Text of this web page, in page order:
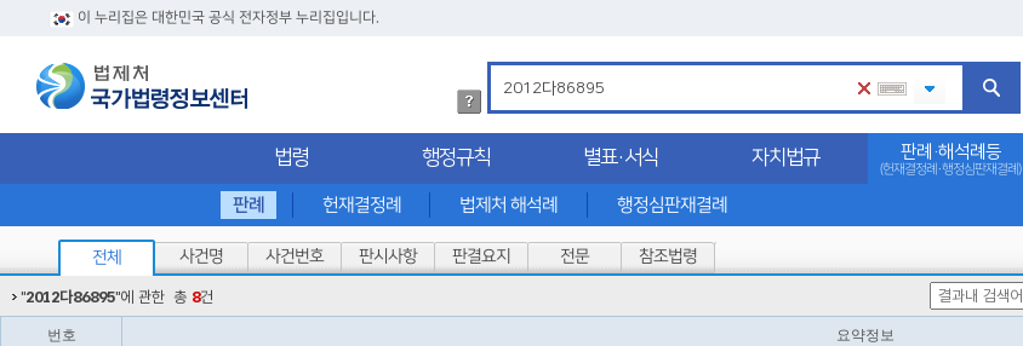
이 누리집은 대한민국 공식 전자정부 누리집입니다.
법
령
검
색
법
세
내
법령 행정규칙 별표·서식 자치법규 판례·해석례등
(헌재결정례·행정심판재결례)
판례 헌재결정례 법제처 해석례 행정심판재결례
전체 사건명 사건번호 판시사항 판결요지 전문 참조법령
"2012다86895"에 관한 총 8건
번호 요약정보